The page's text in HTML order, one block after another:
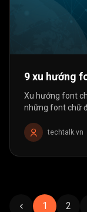
9 xu hướng
Xu hướng font
những font chữ
thiết kế. Đó chính
techtalk.vn
1 2